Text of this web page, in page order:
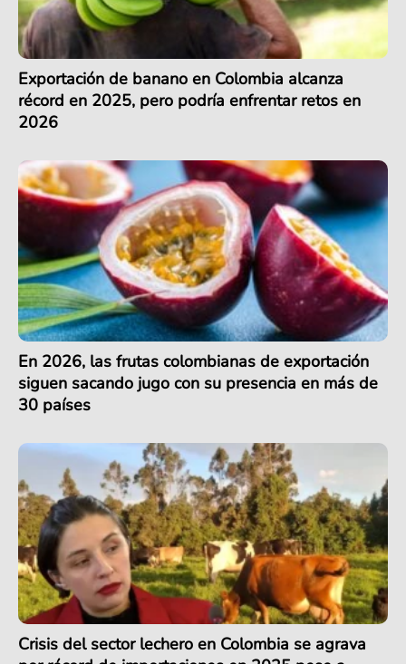
Exportación de banano en Colombia alcanza
récord en 2025, pero podría enfrentar retos en
2026
En 2026, las frutas colombianas de exportación
siguen sacando jugo con su presencia en más de
30 países
Crisis del sector lechero en Colombia se agrava